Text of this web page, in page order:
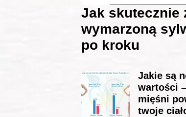
Jak skutecznie
wymarzoną
po kroku
Jakie są
wartości
mięśni
twoje